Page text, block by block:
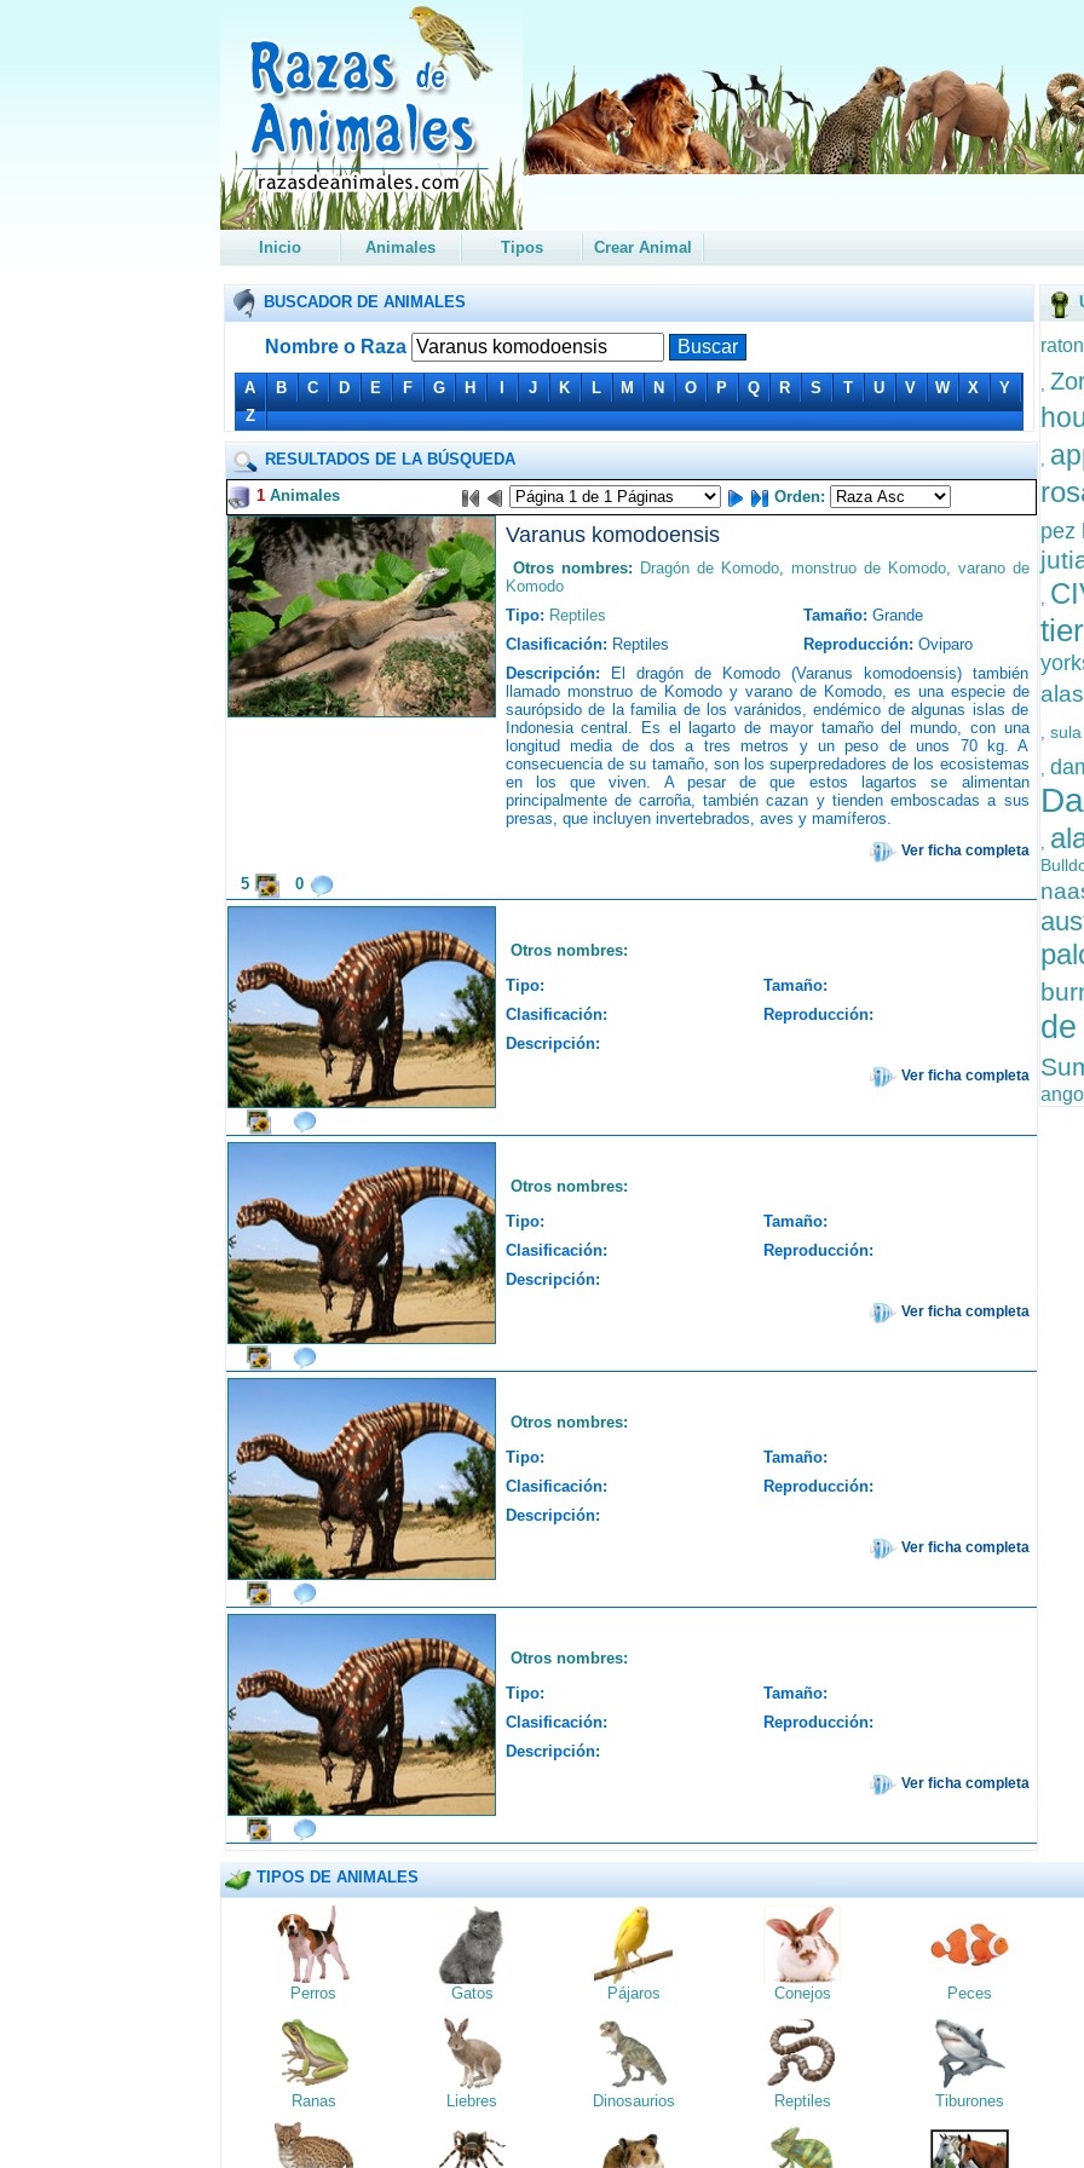
Inicio Animales Tipos Crear Animal
BUSCADOR DE ANIMALES
Nombre o Raza
A B C D E F G H I J K L M N O P Q R S T U V W X
Y
Z
,
,
pez
,
,
,
,
RESULTADOS DE LA BÚSQUEDA
1Animales Orden:
Varanus komodoensis
Otros nombres: Dragón de Komodo, monstruo de Komodo, varano de
Komodo
Tipo: Reptiles Tamaño: Grande
Clasificación: Reptiles Reproducción: Oviparo
Descripción: El dragón de Komodo (Varanus komodoensis) también
llamado monstruo de Komodo y varano de Komodo, es una especie de
saurópsido de la familia de los varánidos, endémico de algunas islas de
Indonesia central. Es el lagarto de mayor tamaño del mundo, con una
longitud media de dos a tres metros y un peso de unos 70 kg. A
consecuencia de su tamaño, son los superpredadores de los ecosistemas
en los que viven. A pesar de que estos lagartos se alimentan
principalmente de carroña, también cazan y tienden emboscadas a sus
presas, que incluyen invertebrados, aves y mamíferos.
Ver ficha completa
5 0
Otros nombres:
Tipo:
Tamaño:
Clasificación:
Reproducción:
Descripción:
Ver ficha completa
Otros nombres:
Tipo:
Tamaño:
Clasificación:
Reproducción:
Descripción:
Ver ficha completa
Otros nombres:
Tipo:
Tamaño:
Clasificación:
Reproducción:
Descripción:
Ver ficha completa
Otros nombres:
Tipo:
Tamaño:
Clasificación:
Reproducción:
Descripción:
Ver ficha completa
TIPOS DE ANIMALES
Perros Gatos Pájaros Conejos Peces
Ranas Liebres Dinosaurios Reptiles Tiburones